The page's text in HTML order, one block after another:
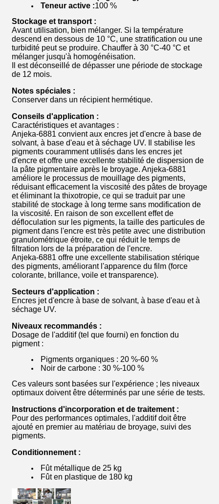
Teneur active :100 %
Stockage et transport :
Avant utilisation, bien mélanger. Si la température
descend en dessous de 10 °C, une stratification ou une
turbidité peut se produire. Chauffer à 30 °C-40 °C et
mélanger jusqu'à homogénéisation.
Il est déconseillé de dépasser une période de stockage
de 12 mois.
Notes spéciales :
Conserver dans un récipient hermétique.
Conseils d'application :
Caractéristiques et avantages :
Anjeka-6881 convient aux encres jet d'encre à base de
solvant, à base d'eau et à séchage UV. Il stabilise les
pigments couramment utilisés dans les encres jet
d'encre et offre une excellente stabilité de dispersion de
la pâte pigmentaire après le broyage. Anjeka-6881
améliore le processus de mouillage des pigments,
réduisant efficacement la viscosité des pâtes de broyage
et éliminant la thixotropie, ce qui se traduit par une
stabilité de stockage à long terme sans modification de
la viscosité. En raison de son excellent effet de
défloculation sur les pigments, la taille des particules de
pigment dans l'encre est très petite avec une distribution
granulométrique étroite, ce qui réduit le temps de
filtration lors de la préparation de l'encre.
Anjeka-6881 offre une excellente stabilisation stérique
des pigments, améliorant l'apparence du film (force
colorante, brillance, voile et transparence).
Secteurs d'application :
Encres jet d'encre à base de solvant, à base d'eau et à
séchage UV.
Niveaux recommandés :
Dosage de l'additif (tel que fourni) en fonction du
pigment :
Pigments organiques : 20 %-60 %
Noir de carbone : 30 %-100 %
Ces valeurs sont basées sur l'expérience ; les niveaux
optimaux doivent être déterminés par une série de tests.
Instructions d'incorporation et de traitement :
Pour des performances optimales, l'additif doit être
ajouté en premier au matériau de broyage, suivi des
pigments.
Conditionnement :
Fût métallique de 25 kg
Fût en plastique de 180 kg